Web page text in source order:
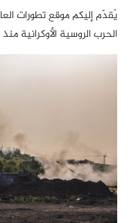
يُقدّم إليكم موقع تطورات
الحرب الروسية الأوكرانية